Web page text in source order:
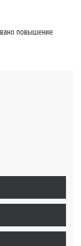
повышение